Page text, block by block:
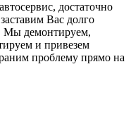
достаточно
Вас долго
Мы демонтируем,
и привезем
проблему прямо на